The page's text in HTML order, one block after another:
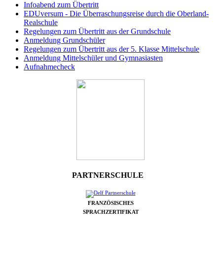
Infoabend zum Übertritt
EDUversum - Die Überraschungsreise durch die Oberland-
Realschule
Regelungen zum Übertritt aus der Grundschule
Anmeldung Grundschüler
Regelungen zum Übertritt aus der 5. Klasse Mittelschule
Anmeldung Mittelschüler und Gymnasiasten
Aufnahmecheck
PARTNERSCHULE
FRANZÖSISCHES
SPRACHZERTIFIKAT